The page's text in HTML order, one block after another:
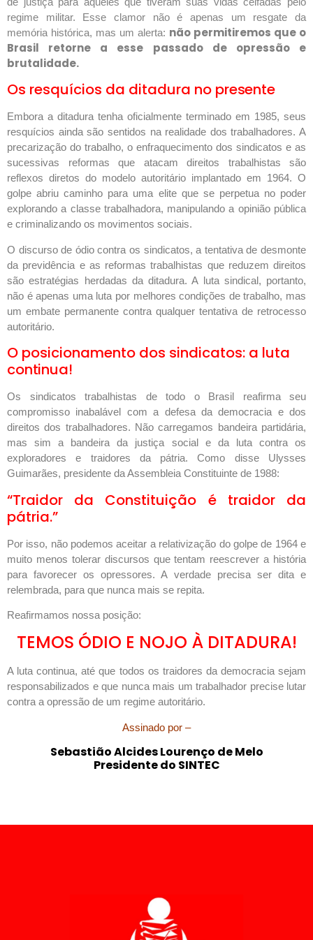
regime militar. Esse clamor não é apenas um resgate da
memória histórica, mas um alerta: não permitiremos que o
Brasil retorne a esse passado de opressão e
brutalidade.
Os resquícios da ditadura no presente
Embora a ditadura tenha oficialmente terminado em 1985, seus
resquícios ainda são sentidos na realidade dos trabalhadores. A
precarização do trabalho, o enfraquecimento dos sindicatos e as
sucessivas reformas que atacam direitos trabalhistas são
reflexos diretos do modelo autoritário implantado em 1964. O
golpe abriu caminho para uma elite que se perpetua no poder
explorando a classe trabalhadora, manipulando a opinião pública
e criminalizando os movimentos sociais.
O discurso de ódio contra os sindicatos, a tentativa de desmonte
da previdência e as reformas trabalhistas que reduzem direitos
são estratégias herdadas da ditadura. A luta sindical, portanto,
não é apenas uma luta por melhores condições de trabalho, mas
um embate permanente contra qualquer tentativa de retrocesso
autoritário.
O posicionamento dos sindicatos: a luta
continua!
Os sindicatos trabalhistas de todo o Brasil reafirma seu
compromisso inabalável com a defesa da democracia e dos
direitos dos trabalhadores. Não carregamos bandeira partidária,
mas sim a bandeira da justiça social e da luta contra os
exploradores e traidores da pátria. Como disse Ulysses
Guimarães, presidente da Assembleia Constituinte de 1988:
“Traidor da Constituição é traidor da
pátria.”
Por isso, não podemos aceitar a relativização do golpe de 1964 e
muito menos tolerar discursos que tentam reescrever a história
para favorecer os opressores. A verdade precisa ser dita e
relembrada, para que nunca mais se repita.
Reafirmamos nossa posição:
TEMOS ÓDIO E NOJO À DITADURA!
A luta continua, até que todos os traidores da democracia sejam
responsabilizados e que nunca mais um trabalhador precise lutar
contra a opressão de um regime autoritário.
Assinado por –
Sebastião Alcides Lourenço de Melo
Presidente do SINTEC